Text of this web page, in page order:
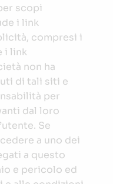
scopi
i link
compresi i
i link
non ha
di tali siti e
per
dal loro
Se
a uno dei
a questo
e pericolo ed